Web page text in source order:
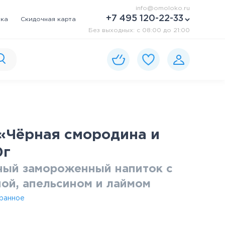
Скидочная карта
info@omoloko.ru
+7 495 120-22-33
Без выходных: c 08:00 до 21:00
смородина и
замороженный напиток с
апельсином и лаймом